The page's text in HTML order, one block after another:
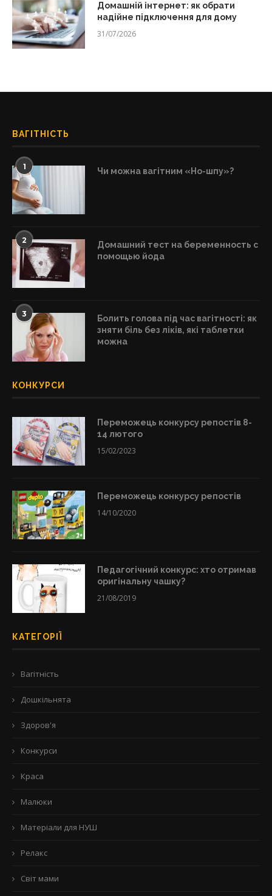
Домашній інтернет: як обрати
надійне підключення для дому
31/07/2026
ВАГІТНІСТЬ
1 Чи можна вагітним «Но-шпу»?
2
Домашний тест на беременность с
помощью йода
3
Болить голова під час вагітності: як
зняти біль без ліків, які таблетки
можна
КОНКУРСИ
Переможець конкурсу репостів 8-
14 лютого
15/02/2023
Переможець конкурсу репостів
14/10/2020
Педагогічний конкурс: хто отримав
оригінальну чашку?
21/08/2019
КАТЕГОРІЇ
Вагітність
Дошкільнята
Здоров'я
Конкурси
Краса
Малюки
Матеріали для НУШ
Релакс
Світ мами